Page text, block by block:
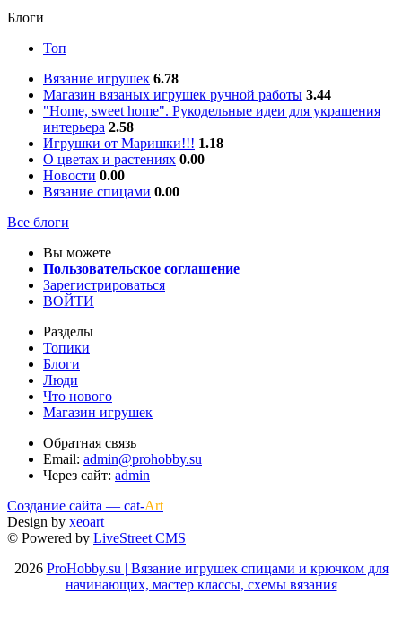
Блоги
Топ
Вязание игрушек 6.78
Магазин вязаных игрушек ручной работы 3.44
"Home, sweet home". Рукодельные идеи для украшения
интерьера 2.58
Игрушки от Маришки!!! 1.18
О цветах и растениях 0.00
Новости 0.00
Вязание спицами 0.00
Все блоги
Вы можете
Пользовательское соглашение
Зарегистрироваться
ВОЙТИ
Разделы
Топики
Блоги
Люди
Что нового
Магазин игрушек
Обратная связь
Email: admin@prohobby.su
Через сайт: admin
Создание сайта — cat-Art
Design by xeoart
© Powered by LiveStreet CMS
2026 ProHobby.su | Вязание игрушек спицами и крючком для
начинающих, мастер классы, схемы вязания